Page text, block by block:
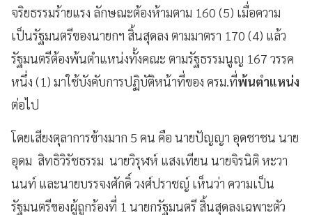
จริยธรรมร้ายแรง ลักษณะต้องห้ามตาม 160 (5) เมื่อความ
เป็นรัฐมนตรีของนายกฯ สิ้นสุดลง ตามมาตรา 170 (4) แล้ว
รัฐมนตรีต้องพ้นตำแหน่งทั้งคณะ ตามรัฐธรรมนูญ 167 วรรค
หนึ่ง (1) มาใช้บังคับการปฏิบัติหน้าที่ของ ครม.ที่พ้นตำแหน่ง
ต่อไป
โดยเสียงตุลาการข้างมาก 5 คน คือ นายปัญญา อุดชาชน นาย
อุดม สิทธิวิรัชธรรม นายวิรุฬห์ แสงเทียน นายจิรนิติ หะวา
นนท์ และนายบรรจงศักดิ์ วงศ์ปราชญ์ เห็นว่า ความเป็น
รัฐมนตรีของผู้ถูกร้องที่ 1 นายกรัฐมนตรี สิ้นสุดลงเฉพาะตัว